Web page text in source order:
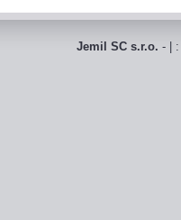
Jemil SC s.r.o. - |